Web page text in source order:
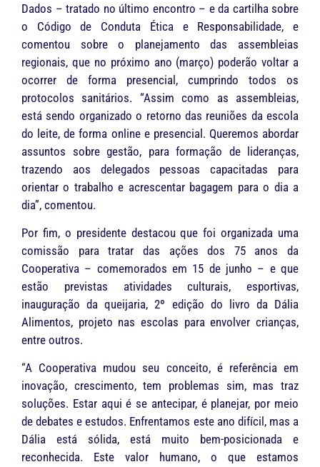
Dados – tratado no último encontro – e da cartilha sobre
o Código de Conduta Ética e Responsabilidade, e
comentou sobre o planejamento das assembleias
regionais, que no próximo ano (março) poderão voltar a
ocorrer de forma presencial, cumprindo todos os
protocolos sanitários. “Assim como as assembleias,
está sendo organizado o retorno das reuniões da escola
do leite, de forma online e presencial. Queremos abordar
assuntos sobre gestão, para formação de lideranças,
trazendo aos delegados pessoas capacitadas para
orientar o trabalho e acrescentar bagagem para o dia a
dia”, comentou.
Por fim, o presidente destacou que foi organizada uma
comissão para tratar das ações dos 75 anos da
Cooperativa – comemorados em 15 de junho – e que
estão previstas atividades culturais, esportivas,
inauguração da queijaria, 2º edição do livro da Dália
Alimentos, projeto nas escolas para envolver crianças,
entre outros.
“A Cooperativa mudou seu conceito, é referência em
inovação, crescimento, tem problemas sim, mas traz
soluções. Estar aqui é se antecipar, é planejar, por meio
de debates e estudos. Enfrentamos este ano difícil, mas a
Dália está sólida, está muito bem-posicionada e
reconhecida. Este valor humano, o que estamos